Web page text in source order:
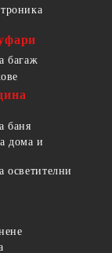
багаж
баня
дома и
осветителни